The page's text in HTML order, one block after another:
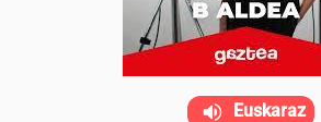
Euskaraz